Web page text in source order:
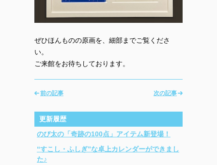
ぜひほんものの原画を、細部までご覧くださ
い。
ご来館をお待ちしております。
次の記事
前の記事
更新履歴
のび太の「奇跡の100点」アイテム新登場！
“すこし・ふしぎ”な卓上カレンダーができまし
た♪